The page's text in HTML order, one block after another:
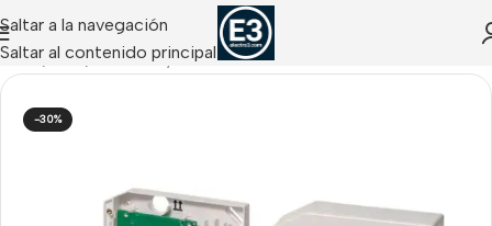
Saltar a la navegación
Saltar al contenido principal
Inicio Acre/Módulos y Comunicadores Acre
-30%